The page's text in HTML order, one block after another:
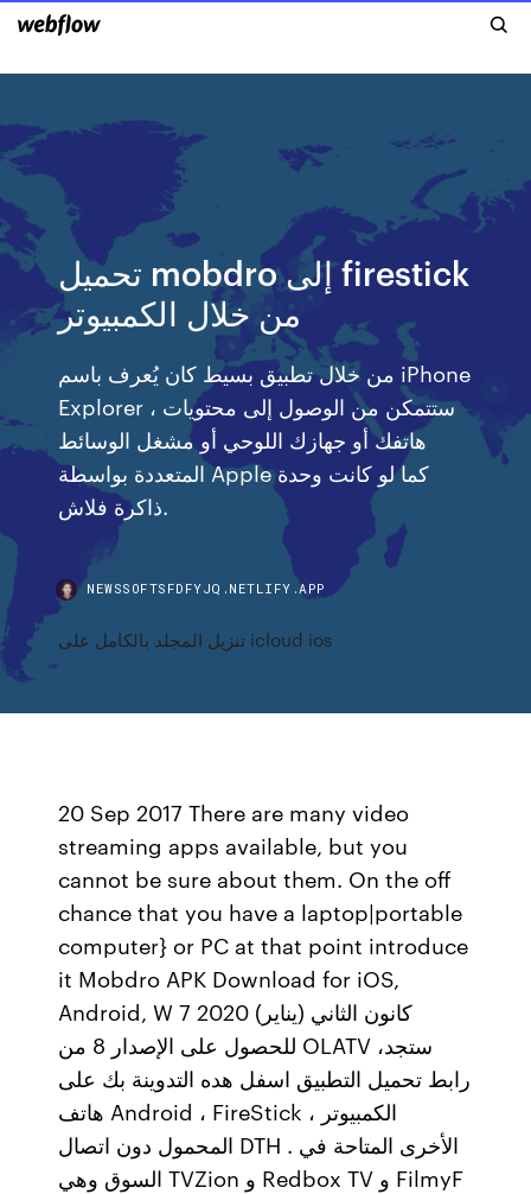
تحميل mobdro إلى firestick
من خلال الكمبيوتر
من خلال تطبيق بسيط كان يُعرف باسم iPhone
Explorer ، ستتمكن من الوصول إلى محتويات
هاتفك أو جهازك اللوحي أو مشغل الوسائط
المتعددة بواسطة Apple كما لو كانت وحدة
ذاكرة فلاش.
NEWSSOFTSFDFYJQ.NETLIFY.APP
تنزيل المجلد بالكامل على icloud ios
20 Sep 2017 There are many video
streaming apps available, but you
cannot be sure about them. On the off
chance that you have a laptop|portable
computer} or PC at that point introduce
it Mobdro APK Download for iOS,
Android, W 7 كانون الثاني (يناير) 2020
للحصول على الإصدار 8 من OLATV ،ستجد
رابط تحميل التطبيق اسفل هده التدوينة بك على
هاتف Android ، FireStick ، ​​الكمبيوتر
المحمول دون اتصال DTH . الأخرى المتاحة في
السوق وهي TVZion و Redbox TV و FilmyF